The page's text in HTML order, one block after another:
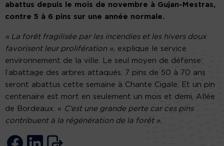
abattus depuis le mois de novembre à Gujan-Mestras,
contre 5 à 6 pins sur une année normale.
« La forêt fragilisée par les incendies et les hivers doux
favorisent leur prolifération », explique le service
environnement de la ville. Le seul moyen de défense:
l’abattage des arbres attaqués. 7 pins de 50 à 70 ans
seront abattus cette semaine à Chante Cigale. Et un pin
centenaire est mort en seulement un mois et demi, Allée
de Bordeaux. « C’est une grande perte car ces pins
contribuent à la régénération de la forêt ».